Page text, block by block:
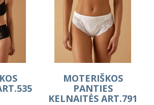
MOTERIŠKOS
PANTIES
KELNAITĖS ART.791